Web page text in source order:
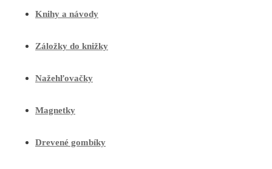
Knihy a návody
Záložky do knižky
Nažehľovačky
Magnetky
Drevené gombíky